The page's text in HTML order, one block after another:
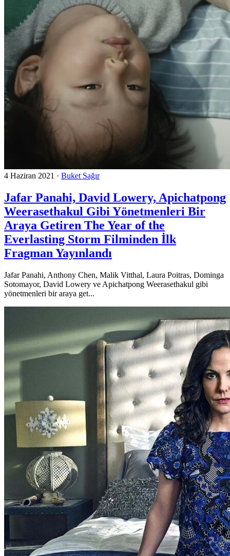
4 Haziran 2021 · Buket Sağır
Jafar Panahi, David Lowery, Apichatpong
Weerasethakul Gibi Yönetmenleri Bir
Araya Getiren The Year of the
Everlasting Storm Filminden İlk
Fragman Yayınlandı
Jafar Panahi, Anthony Chen, Malik Vitthal, Laura Poitras, Dominga
Sotomayor, David Lowery ve Apichatpong Weerasethakul gibi
yönetmenleri bir araya get...